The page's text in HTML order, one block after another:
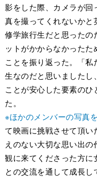
影をした際、カメラが回
真を撮ってくれないかと
修学旅行生だと思ったの
ットがかからなかった
ことを振り返った。「
生なのだと思いましたし
ことが安心した要素の
た。
※ほかのメンバーの写真
て映画に挑戦させて頂
えのない大切な思い出の
観に来てくださった方
との交流を通して成長